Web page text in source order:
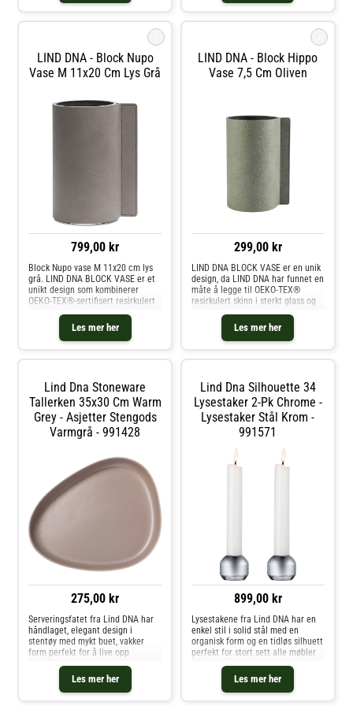
med det matc
borddekkingen din. Ved å
LIND DNA - Block Nupo
Vase M 11x20 Cm Lys Grå
799,00 kr
Les mer her
Block Nupo vase M 11x20 cm lys
grå. LIND DNA BLOCK VASE er et
unikt design som kombinerer
OEKO-TEX®-sertifisert resirkulert
skinn med sterkt glass, noe som
gir vasen et enkelt og klassisk
utseende. Denne innovative
kombinasjonen bevarer både
LIND DNA - Block Hippo
Vase 7,5 Cm Oliven
299,00 kr
Les mer her
LIND DNA BLOCK VASE er en unik
design, da LIND DNA har funnet en
måte å legge til OEKO-TEX®
resirkulert skinn i sterkt glass og
samtidig opprettholde et enkelt
og klassisk utseende. Vasen er
produsert i Danmark og har
håndsydde detaljer. LIND DNA's B
Lind Dna Stoneware
Tallerken 35x30 Cm Warm
Grey - Asjetter Stengods
Varmgrå - 991428
275,00 kr
Les mer her
Serveringsfatet fra Lind DNA har
håndlaget, elegant design i
stentøy med mykt buet, vakker
form perfekt for å live opp
borddekkingen. Det har
bærekraftig materiale til
hverdagslig bruk. Miks og match
med andre deler av kolleksjonen
Lind Dna Silhouette 34
Lysestaker 2-Pk Chrome -
Lysestaker Stål Krom -
991571
899,00 kr
Les mer her
Lysestakene fra Lind DNA har en
enkel stil i solid stål med en
organisk form og en tidløs silhuett
perfekt for stort sett alle møbler
og rom på grunn av den rene
stilen og materialet. Kombiner
med andre deler i serien og skap
din personlige look. Laget i